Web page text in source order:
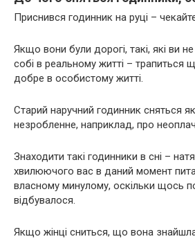
Приснився годинник на руці –
Якщо вони були дорогі, такі, які ви
собі в реальному житті – трапиться
добре в особистому житті.
Старий наручний годинник сняться
незробленне, наприклад, про
Знаходити такі годинники в сні –
хвилюючого вас в даний момент
власному минулому, оскільки щось
відбувалося.
Якщо жінці сниться, що вона